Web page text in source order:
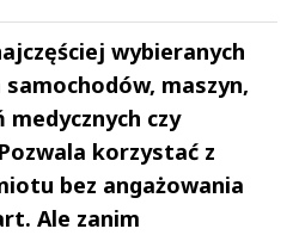
wybieranych
maszyn,
czy
korzystać z
bez angażowania
Ale zanim